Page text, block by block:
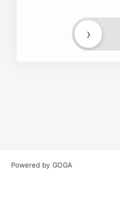
›
Powered by GOGA